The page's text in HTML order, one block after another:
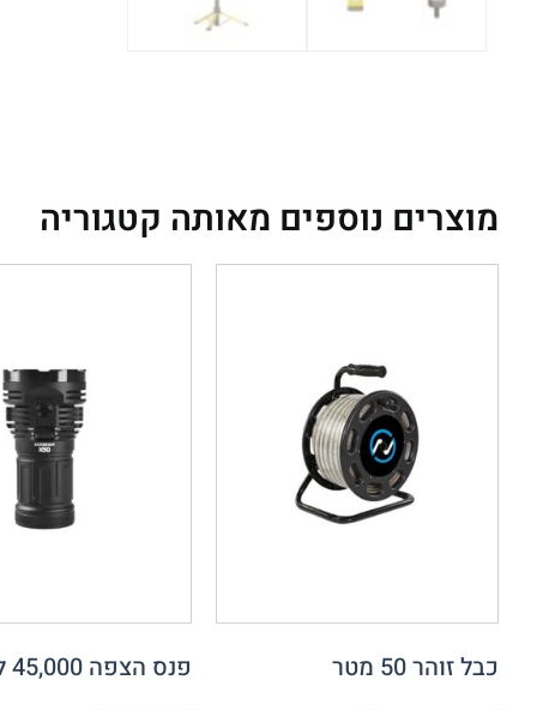
מוצרים נוספים מאותה קטגוריה
כבל זוהר 50 מטר פנס הצפה 45,000 לומן